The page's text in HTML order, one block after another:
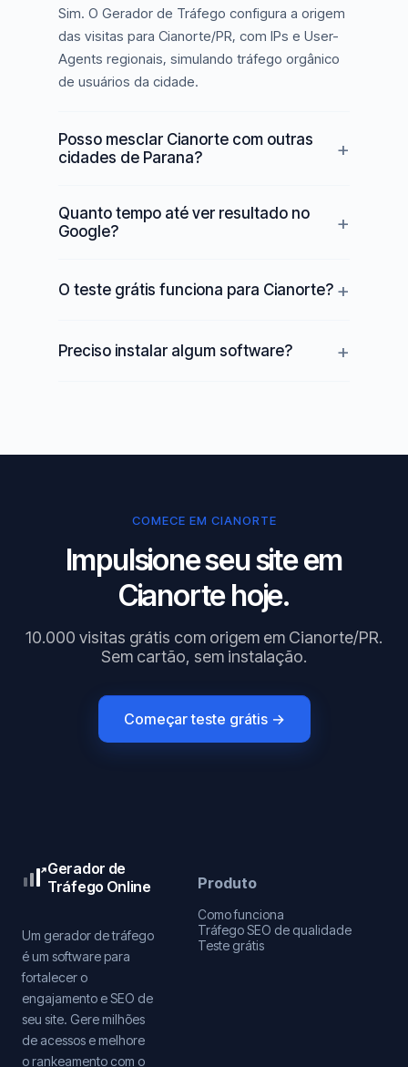
Sim. O Gerador de Tráfego configura a origem
das visitas para Cianorte/PR, com IPs e User-
Agents regionais, simulando tráfego orgânico
de usuários da cidade.
Posso mesclar Cianorte com outras
cidades de Parana?
Quanto tempo até ver resultado no
Google?
O teste grátis funciona para Cianorte?
Preciso instalar algum software?
COMECE EM CIANORTE
Impulsione seu site em
Cianorte hoje.
10.000 visitas grátis com origem em Cianorte/PR.
Sem cartão, sem instalação.
Começar teste grátis →
Gerador de
Tráfego Online
Um gerador de tráfego
é um software para
fortalecer o
engajamento e SEO de
seu site. Gere milhões
de acessos e melhore
o rankeamento com o
Produto
Como funciona
Tráfego SEO de qualidade
Teste grátis